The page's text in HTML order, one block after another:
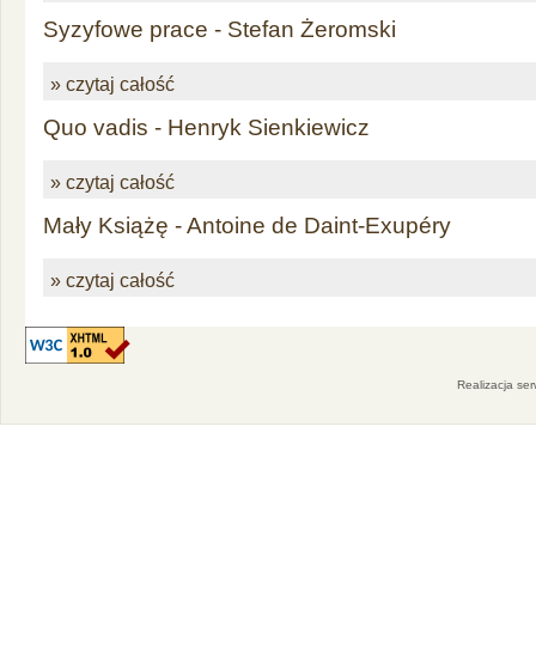
Syzyfowe prace - Stefan Żeromski
» czytaj całość
Quo vadis - Henryk Sienkiewicz
» czytaj całość
Mały Książę - Antoine de Daint-Exupéry
» czytaj całość
Realizacja